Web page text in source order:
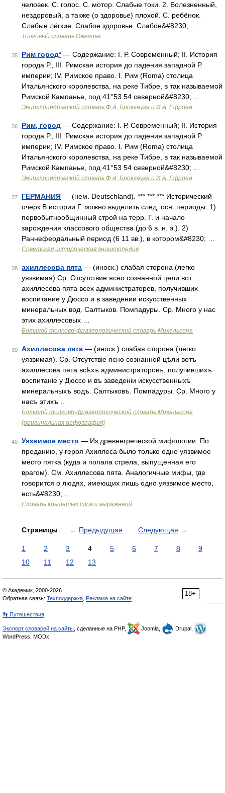
человек. С. голос. С. мотор. Слабые токи. 2. Болезненный,
нездоровый, а также (о здоровье) плохой. С. ребёнок.
Слабые лёгкие. Слабое здоровье. Слабое&#8230; …
Толковый словарь Ожегова
35 Рим город*— Содержание: I. Р. Современный; II. История
города Р.; III. Римская история до падения западной Р.
империи; IV. Римское право. I. Рим (Roma) столица
Итальянского королевства, на реке Тибре, в так называемой
Римской Кампанье, под 41°53 54 северной&#8230; …
Энциклопедический словарь Ф.А. Брокгауза и И.А. Ефрона
36 Рим, город — Содержание: I. Р. Современный; II. История
города Р.; III. Римская история до падения западной Р.
империи; IV. Римское право. I. Рим (Roma) столица
Итальянского королевства, на реке Тибре, в так называемой
Римской Кампанье, под 41°53 54 северной&#8230; …
Энциклопедический словарь Ф.А. Брокгауза и И.А. Ефрона
37 ГЕРМАНИЯ — (нем. Deutschland). *** *** *** Исторический
очерк В истории Г. можно выделить след. осн. периоды: 1)
первобытнообщинный строй на терр. Г. и начало
зарождения классового общества (до 6 в. н. э.). 2)
Раннефеодальный период (6 11 вв.), в котором&#8230; …
Советская историческая энциклопедия
38 ахиллесова пята — (иноск.) слабая сторона (легко
уязвимая) Ср. Отсутствие ясно сознанной цели вот
ахиллесова пята всех администраторов, получивших
воспитание у Дюссо и в заведении искусственных
минеральных вод. Салтыков. Помпадуры. Ср. Много у нас
этих ахиллесовых …
Большой толково-фразеологический словарь Михельсона
39 Ахиллесова пята — (иноск.) слабая сторона (легко
уязвимая). Ср. Отсутствіе ясно сознанной цѣли вотъ
ахиллесова пята всѣхъ администраторовъ, получившихъ
воспитаніе у Дюссо и въ заведеніи искусственныхъ
минеральныхъ водъ. Салтыковъ. Помпадуры. Ср. Много у
насъ этихъ …
Большой толково-фразеологический словарь Михельсона
(оригинальная орфография)
40 Уязвимое место — Из древнегреческой мифологии. По
преданию, у героя Ахиллеса было только одно уязвимое
место пятка (куда и попала стрела, выпущенная его
врагом). См. Ахиллесова пята. Аналогичные мифы, где
говорится о людях, имеющих лишь одно уязвимое место,
есть&#8230; …
Словарь крылатых слов и выражений
Страницы ← Предыдущая Следующая →
1 2 3 4 5 6 7 8
9
10
11 12 13
18+
© Академик, 2000-2026
Обратная связь: Техподдержка Реклама на сайте
👣 Путешествия
Экспорт словарей на сайты , сделанные на PHP, Joomla,
Drupal,
WordPress, MODx.